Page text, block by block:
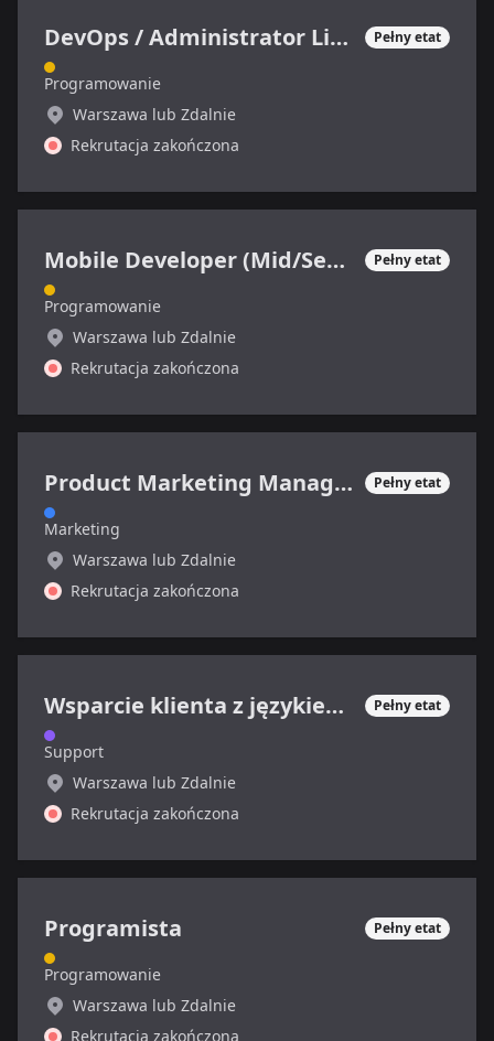
DevOps / Administrator Linux Pełny etat
Programowanie
Warszawa lub Zdalnie
Rekrutacja zakończona
Mobile Developer (Mid/Senior) Pełny etat
Programowanie
Warszawa lub Zdalnie
Rekrutacja zakończona
Product Marketing Manager (SaaS) Pełny etat
Marketing
Warszawa lub Zdalnie
Rekrutacja zakończona
Wsparcie klienta z językiem francuskim Pełny etat
Support
Warszawa lub Zdalnie
Rekrutacja zakończona
Programista Pełny etat
Programowanie
Warszawa lub Zdalnie
Rekrutacja zakończona